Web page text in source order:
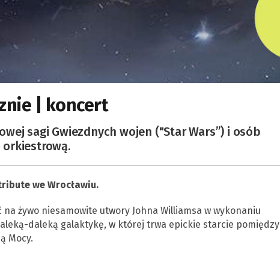
| koncert
sagi Gwiezdnych wojen ("Star Wars”) i osób
we Wrocławiu.
żywo niesamowite utwory Johna Williamsa w wykonaniu
daleką galaktykę, w której trwa epickie starcie pomiędzy
Mocy.